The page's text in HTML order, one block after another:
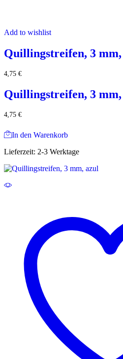
Add to wishlist
Quillingstreifen, 3
4,75 €
Quillingstreifen, 3
4,75 €
In den Warenkorb
Lieferzeit: 2-3 Werktage